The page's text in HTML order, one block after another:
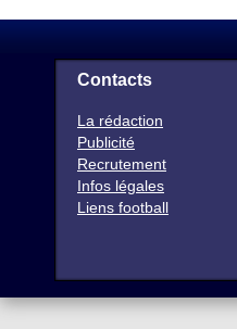
Contacts
La rédaction
Publicité
Recrutement
Infos légales
Liens football